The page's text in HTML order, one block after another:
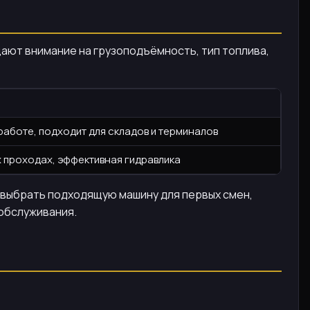
внимание на грузоподъёмность, тип топлива,
подходит для складов и терминалов
проходах, эффективная гидравлика
подходящую машину для первых смен,